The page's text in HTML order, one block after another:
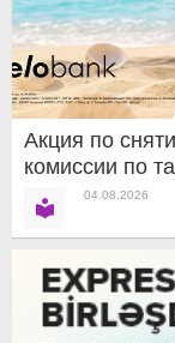
Акция по
комиссии по
04.08.2026